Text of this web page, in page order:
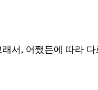
서, 어쨌든에 따라